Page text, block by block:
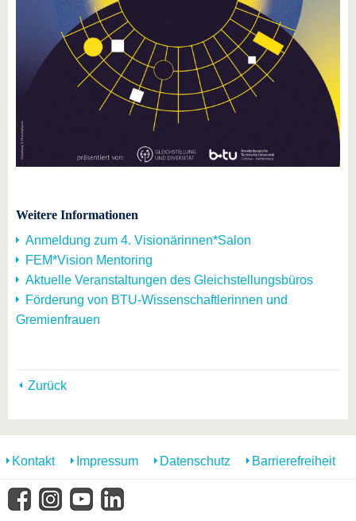
Weitere Informationen
Anmeldung zum 4. Visionärinnen*Salon
FEM*Vision Mentoring
Aktuelle Veranstaltungen des Gleichstellungsbüros
Förderung von BTU-Wissenschaftlerinnen und
Gremienfrauen
Zurück
Kontakt Impressum Datenschutz Barrierefreiheit